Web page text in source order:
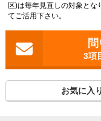
区)は毎年見直しの対象とな
てご活用下さい。
3項
お気に入